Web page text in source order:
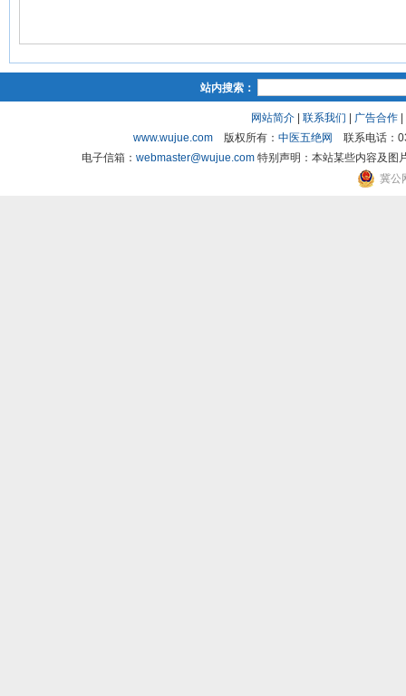
站内搜索：
网站简介 联系我们 广告合作
www.wujue.com版权所有： 中医五绝网
联系电话：
电子信箱： webmaster@wujue.com特别声明：本站某些内容及图
冀公